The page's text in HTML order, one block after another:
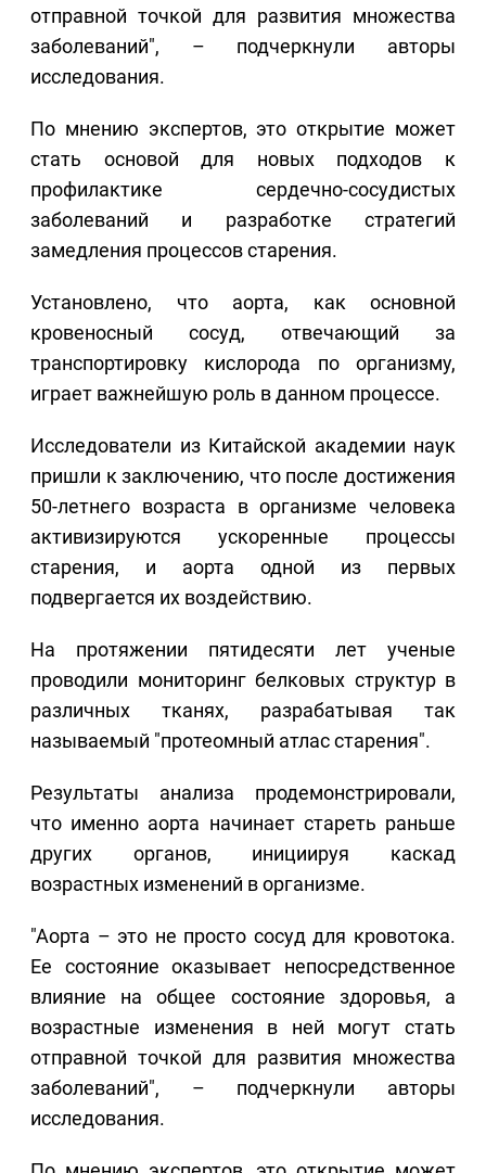
отправной точкой для развития множества
заболеваний", – подчеркнули авторы
исследования.
По мнению экспертов, это открытие может
стать основой для новых подходов к
профилактике сердечно-сосудистых
заболеваний и разработке стратегий
замедления процессов старения.
Установлено, что аорта, как основной
кровеносный сосуд, отвечающий за
транспортировку кислорода по организму,
играет важнейшую роль в данном процессе.
Исследователи из Китайской академии наук
пришли к заключению, что после достижения
50-летнего возраста в организме человека
активизируются ускоренные процессы
старения, и аорта одной из первых
подвергается их воздействию.
На протяжении пятидесяти лет ученые
проводили мониторинг белковых структур в
различных тканях, разрабатывая так
называемый "протеомный атлас старения".
Результаты анализа продемонстрировали,
что именно аорта начинает стареть раньше
других органов, инициируя каскад
возрастных изменений в организме.
"Аорта – это не просто сосуд для кровотока.
Ее состояние оказывает непосредственное
влияние на общее состояние здоровья, а
возрастные изменения в ней могут стать
отправной точкой для развития множества
заболеваний", – подчеркнули авторы
исследования.